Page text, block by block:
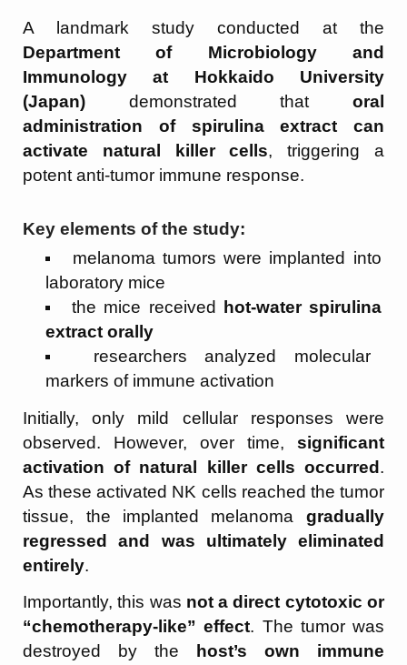
A landmark study conducted at the
Department of Microbiology and
Immunology at Hokkaido University
(Japan) demonstrated that oral
administration of spirulina extract can
activate natural killer cells, triggering a
potent anti-tumor immune response.
Key elements of the study:
melanoma tumors were implanted into
laboratory mice
the mice received
hot-water spirulina
extract orally
researchers analyzed molecular
markers of immune activation
Initially, only mild cellular responses were
observed. However, over time, significant
activation of natural killer cells occurred.
As these activated NK cells reached the tumor
tissue, the implanted melanoma gradually
regressed and was ultimately eliminated
entirely.
Importantly, this was not a direct cytotoxic or
“chemotherapy-like” effect. The tumor was
destroyed by the
host’s own immune